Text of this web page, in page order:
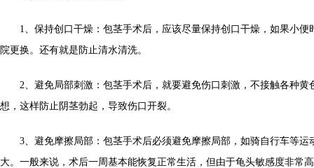
1、保持创口干燥：包茎手术后，应该尽量保持创口干燥，如果小便
院更换。还有就是防止清水清洗。
2、避免局部刺激：包茎手术后，就要避免伤口刺激，不接触各种黄
想，这样防止阴茎勃起，导致伤口开裂。
3、避免摩擦局部：包茎手术后必须避免摩擦局部，如骑自行车等运
大。一般来说，术后一周基本能恢复正常生活，但由于龟头敏感度非常